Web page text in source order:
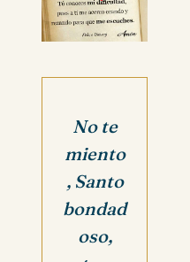
No te
miento
, Santo
bondad
oso,